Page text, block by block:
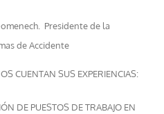
Presidente de la
de Accidente
CUENTAN SUS EXPERIENCIAS:
DE PUESTOS DE TRABAJO EN